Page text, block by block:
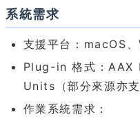
系統需求
支援平台：macOS
Plug-in 格式：AAX
Units（部分來源亦
作業系統需求：